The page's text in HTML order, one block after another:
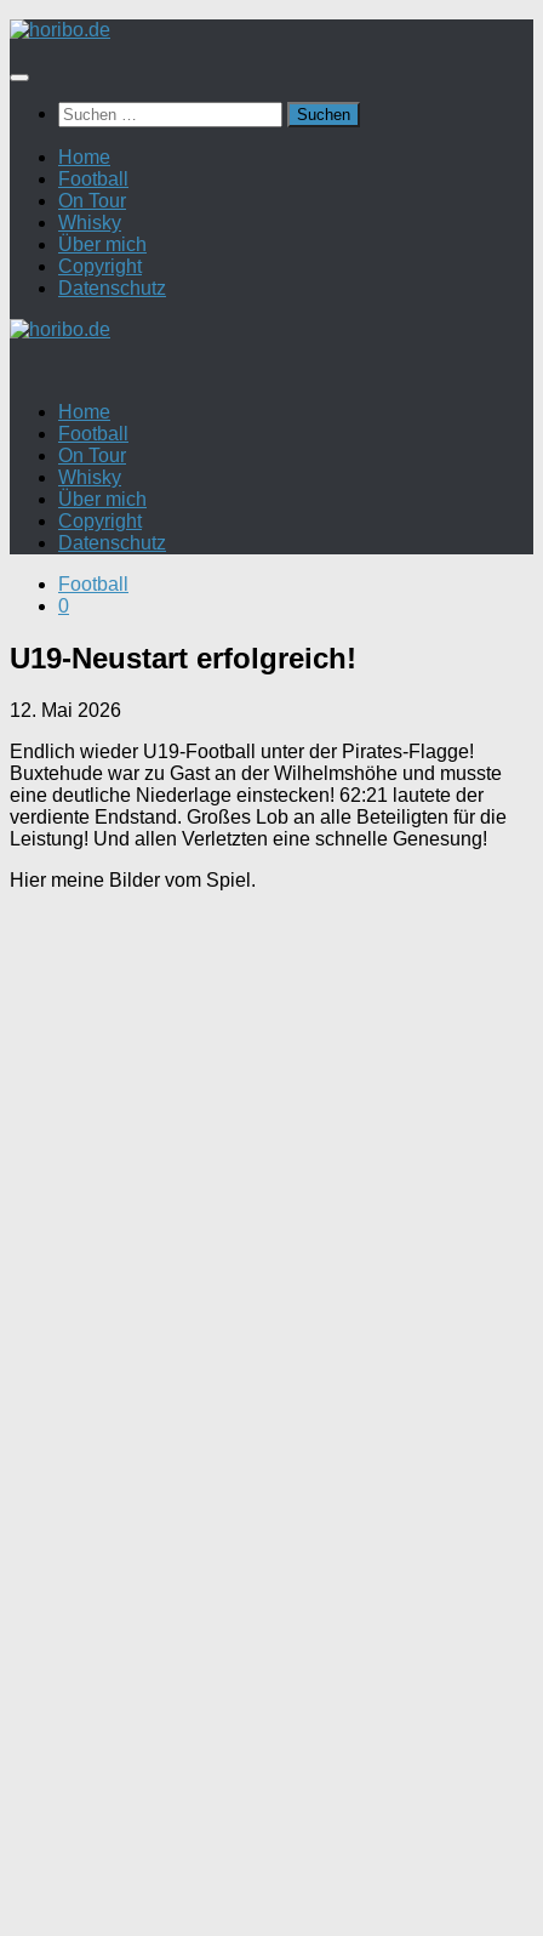
Zum
springen
Suchen
nach:
Home
Football
On Tour
Whisky
Über mich
Copyright
Datenschutz
Home
Football
On Tour
Whisky
Über mich
Copyright
Datenschutz
Football
0
U19-Neustart erfolgreich!
12. Mai 2026
Endlich wieder U19-Football unter der Pirates-Flagge!
Buxtehude war zu Gast an der Wilhelmshöhe und musste
eine deutliche Niederlage einstecken! 62:21 lautete der
verdiente Endstand. Großes Lob an alle Beteiligten für die
Leistung! Und allen Verletzten eine schnelle Genesung!
Hier meine Bilder vom Spiel.